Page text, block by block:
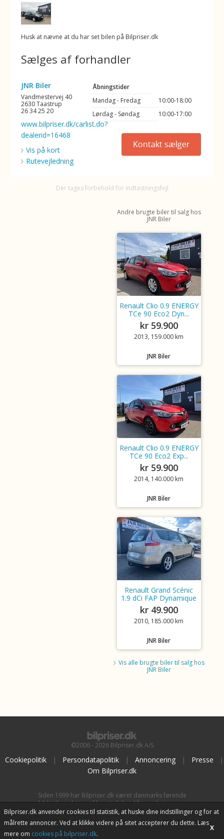
Husk at nævne at du har set bilen på Bilpriser.dk
Sælges af forhandler
JNR Biler
Vandmestervej 40
2630 Taastrup
26 34 25 20
www.bilpriser.dk/carlist.do?
dealerid=16468
Vis på kort
Rutevejledning
Åbningstider
Mandag - Fredag
10:00-18:00
Lørdag - Søndag
10:00-17:00
Der tages forbehold for indtastningsfejl
Andre brugte biler til salg hos
JNR Biler
Renault Clio 0.9 ENERGY
TCe 90 Eco2 Dyn...
kr 59.900
2013, 159.000 km
JNR Biler
Renault Clio 0.9 ENERGY
TCe 90 Eco2 Exp...
kr 59.900
2014, 140.000 km
JNR Biler
Renault Grand Scénic
1.9 dCi FAP Dynamique
kr 49.900
2010, 185.000 km
JNR Biler
Vis alle brugte biler til salg hos
JNR Biler
©2006 - 2026 Bilpriser.dk A/S
Cookiepolitik | Persondatapolitik | Annoncering | Presse
|
Om Bilpriser.dk
Siden 1999 har Bilpriser.dk været danmarks førende
kilde til vurdering af brugte biler. Alle vurderinger er
baseret påBilpriserPro Prisberegning , bilbranchens
uafhængige værktøj til bilvurdering.
Bilpriser.dk anvender cookies til statistik, at huske dine indstillinger og for at
målrette annoncer. Ved at klikke videre på sitet accepterer du dette. Læs
mere om cookies på bilpriser.dk.
X